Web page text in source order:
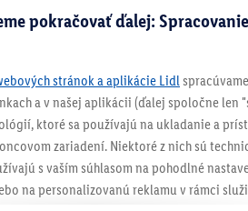
niečo nové
NAŠE AKCIE!
NÁŠ NEWSLETTER
pokračovať ďalej:
stránok a aplikácie Lidl
a v našej aplikácii (ďalej spoločne len
ktoré sa používajú na ukladanie a
zariadení. Niektoré z nich sú
s vaším súhlasom na pohodlné
na personalizovanú reklamu v rámci